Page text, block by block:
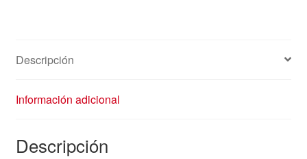
Descripción
Información adicional
Descripción